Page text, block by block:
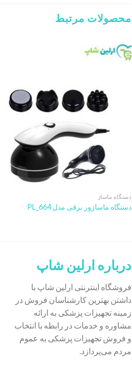
محصولات مرتبط
wishlist
دستگاه ماساژ
دستگاه ماساژور برقی مدل PL_664
درباره ارلین شاپ
فروشگاه اینترنتی ارلین شاپ با
داشتن بهترین کارشناسان فروش در
زمینه تجهیزات پزشکی به ارائه
مشاوره و خدمات در رابطه با انتخاب
و فروش تجهیزات پزشکی به عموم
مردم می‌پردازد.